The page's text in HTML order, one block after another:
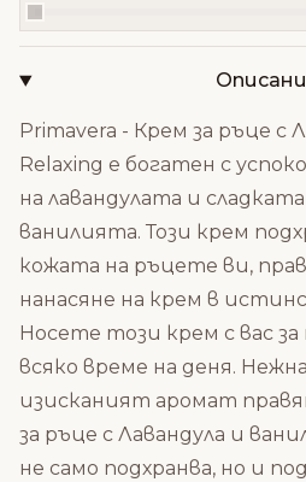
Primavera - Крем за ръце с
Relaxing е богатен с
на лавандулата и
ванилията. Този крем
кожата на ръцете ви,
нанасяне на крем в
Носете този крем с вас
всяко време на деня.
изисканият аромат
за ръце с Лавандула и
не само подхранва, но и